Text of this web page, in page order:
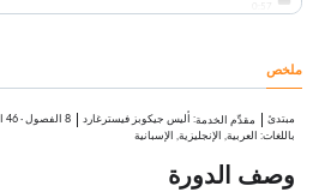
اللوزة العصبية
0:27
العصبونات، والتغصنات، والمحاور العصبية
0:49
0:27
ملخص
مبتدئ مقدِّم الخدمة: أليس جيكوبز فيسترغارد 8 الفصول · 46 الدروس
باللغات: العربية, الإنجليزية, الإسبانية
وصف الدورة